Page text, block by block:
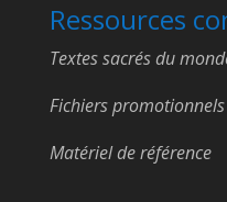
Ressources
Textes sacrés du
Fichiers promotionnels
Matériel de référence